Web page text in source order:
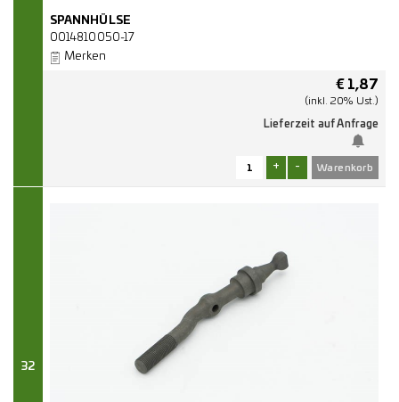
SPANNHÜLSE
0014810050-17
Merken
€ 1,87
(inkl. 20% Ust.)
Lieferzeit auf Anfrage
+ -
32